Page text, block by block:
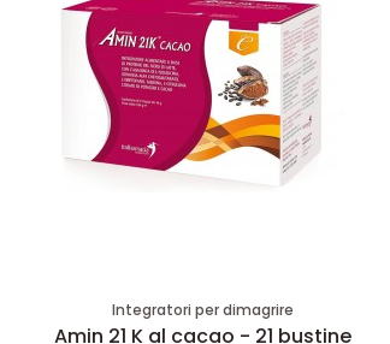
Integratori per dimagrire
Amin 21 K al cacao - 21 bustine